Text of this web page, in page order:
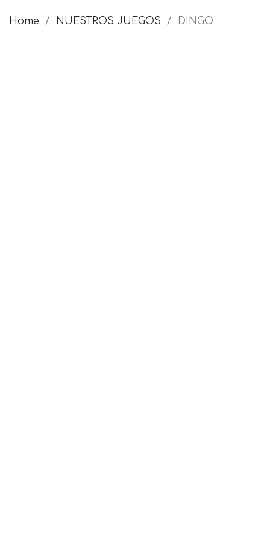
Home NUESTROS JUEGOS DINGO